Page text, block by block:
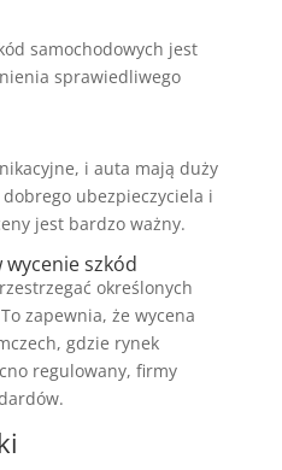
samochodowych jest
sprawiedliwego
i auta mają duży
ubezpieczyciela i
jest bardzo ważny.
wycenie szkód
określonych
zapewnia, że wycena
gdzie rynek
regulowany, firmy